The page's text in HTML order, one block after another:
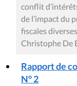
conflit
de l’impact du
fiscales diverses
Christophe De
Rapport de
N° 2